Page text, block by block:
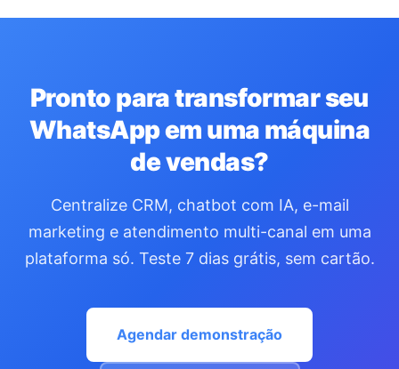
Pronto para transformar seu
WhatsApp em uma máquina
de vendas?
Centralize CRM, chatbot com IA, e-mail
marketing e atendimento multi-canal em uma
plataforma só. Teste 7 dias grátis, sem cartão.
Agendar demonstração